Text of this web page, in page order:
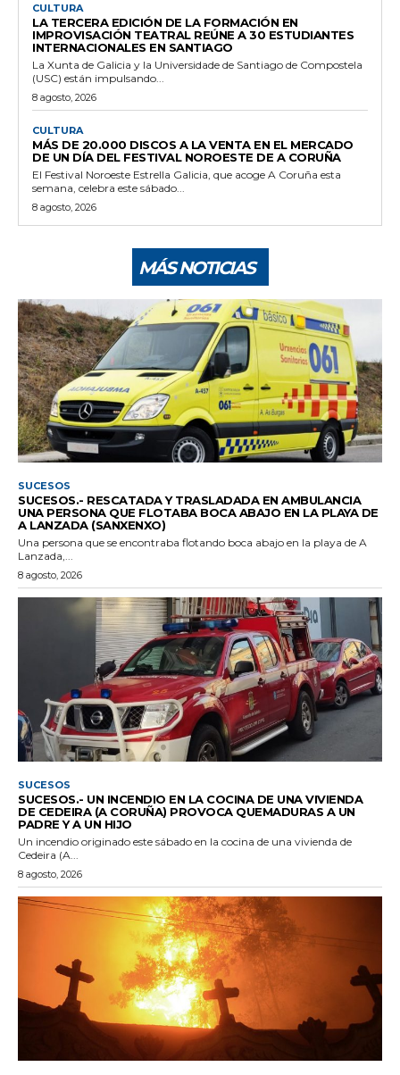
CULTURA
LA TERCERA EDICIÓN DE LA FORMACIÓN EN
IMPROVISACIÓN TEATRAL REÚNE A 30 ESTUDIANTES
INTERNACIONALES EN SANTIAGO
La Xunta de Galicia y la Universidade de Santiago de Compostela
(USC) están impulsando...
8 agosto, 2026
CULTURA
MÁS DE 20.000 DISCOS A LA VENTA EN EL MERCADO
DE UN DÍA DEL FESTIVAL NOROESTE DE A CORUÑA
El Festival Noroeste Estrella Galicia, que acoge A Coruña esta
semana, celebra este sábado...
8 agosto, 2026
MÁS NOTICIAS
SUCESOS
SUCESOS.- RESCATADA Y TRASLADADA EN AMBULANCIA
UNA PERSONA QUE FLOTABA BOCA ABAJO EN LA PLAYA DE
A LANZADA (SANXENXO)
Una persona que se encontraba flotando boca abajo en la playa de A
Lanzada,...
8 agosto, 2026
SUCESOS
SUCESOS.- UN INCENDIO EN LA COCINA DE UNA VIVIENDA
DE CEDEIRA (A CORUÑA) PROVOCA QUEMADURAS A UN
PADRE Y A UN HIJO
Un incendio originado este sábado en la cocina de una vivienda de
Cedeira (A...
8 agosto, 2026